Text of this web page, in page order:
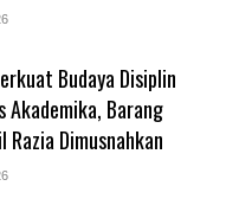
Budaya Disiplin
Akademika, Barang
Razia Dimusnahkan